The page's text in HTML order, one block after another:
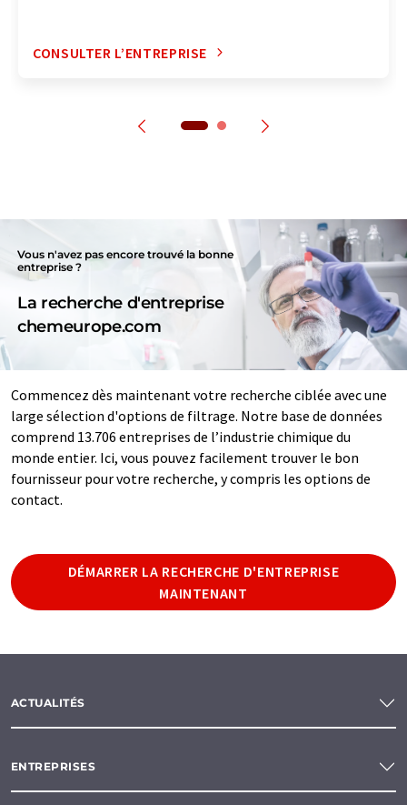
CONSULTER L’ENTREPRISE
Vous n'avez pas encore trouvé la bonne
entreprise ?
La recherche d'entreprise
chemeurope.com
Commencez dès maintenant votre recherche ciblée avec une
large sélection d'options de filtrage. Notre base de données
comprend 13.706 entreprises de l’industrie chimique du
monde entier. Ici, vous pouvez facilement trouver le bon
fournisseur pour votre recherche, y compris les options de
contact.
DÉMARRER LA RECHERCHE D'ENTREPRISE
MAINTENANT
ACTUALITÉS
ENTREPRISES